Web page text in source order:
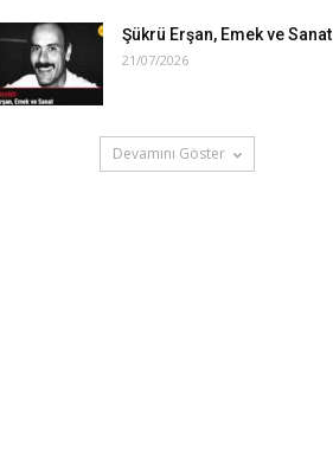
Şükrü Erşan, Emek ve Sanat
21/07/2026
Devamını Göster